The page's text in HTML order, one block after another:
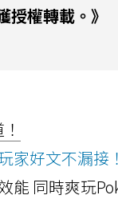
授權轉載。》
家好文不漏接！
能 同時爽玩